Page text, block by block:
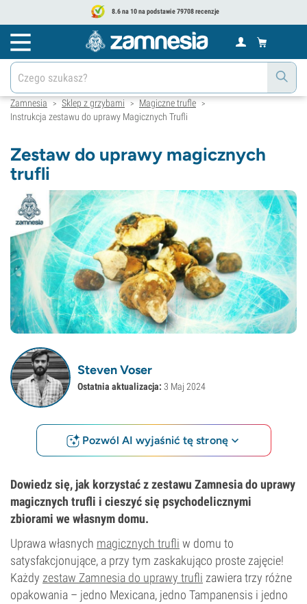
8.6 na 10 na podstawie 79708 recenzje
Zamnesia > Sklep z grzybami > Magiczne trufle >
Instrukcja zestawu do uprawy Magicznych Trufli
Zestaw do uprawy magicznych
trufli
Steven Voser
Ostatnia aktualizacja: 3 Maj 2024
Pozwól AI wyjaśnić tę stronę
Dowiedz się, jak korzystać z zestawu Zamnesia do uprawy
magicznych trufli i cieszyć się psychodelicznymi
zbiorami we własnym domu.
Uprawa własnych magicznych trufli w domu to
satysfakcjonujące, a przy tym zaskakująco proste zajęcie!
Każdy zestaw Zamnesia do uprawy trufli zawiera trzy różne
opakowania – jedno Mexicana, jedno Tampanensis i jedno